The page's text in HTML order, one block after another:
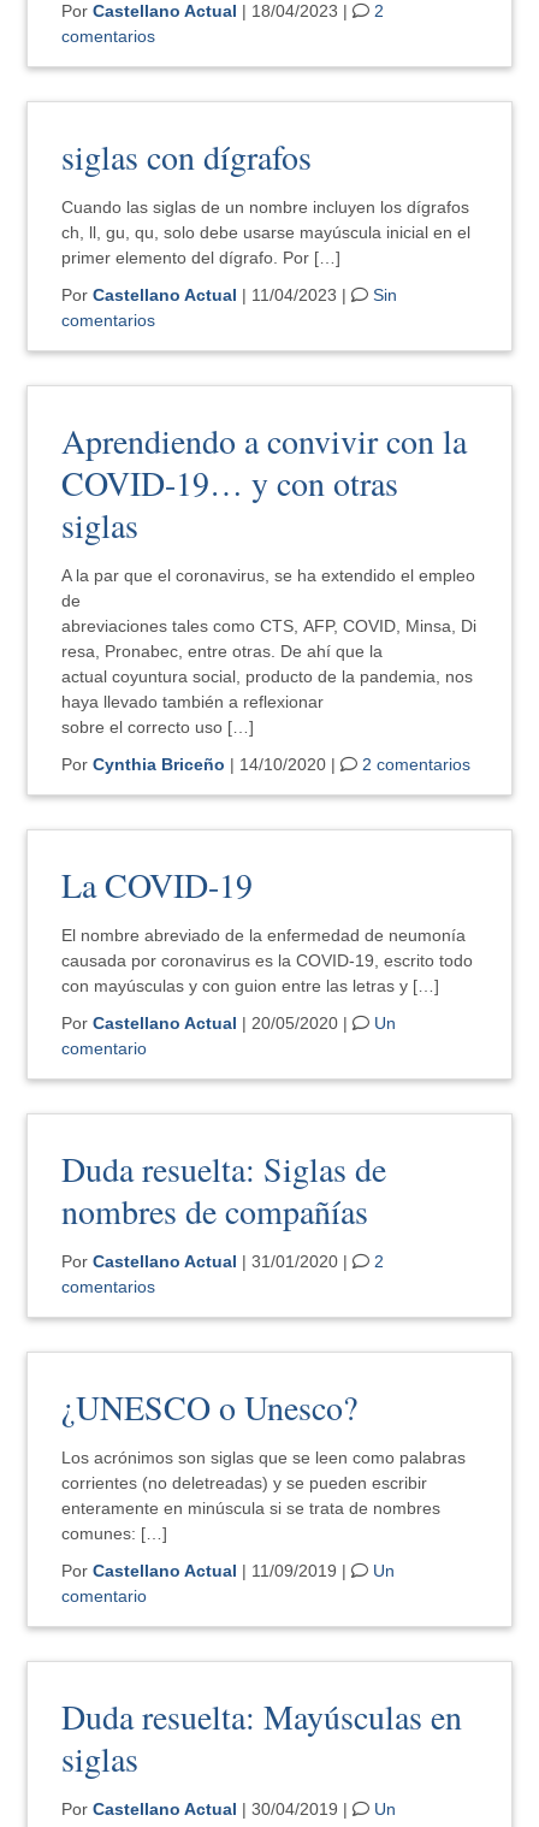
PorCastellano Actual | 18/04/2023 |
2
comentarios
siglas con dígrafos
Cuando las siglas de un nombre incluyen los dígrafos
ch, ll, gu, qu, solo debe usarse mayúscula inicial en el
primer elemento del dígrafo. Por […]
PorCastellano Actual | 11/04/2023 |
Sin
comentarios
Aprendiendo a convivir con la
COVID-19… y con otras
siglas
A la par que el coronavirus, se ha extendido el empleo
de
abreviaciones tales como CTS, AFP, COVID, Minsa, Di
resa, Pronabec, entre otras. De ahí que la
actual coyuntura social, producto de la pandemia, nos
haya llevado también a reflexionar
sobre el correcto uso […]
PorCynthia Briceño | 14/10/2020 | 2 comentarios
La COVID-19
El nombre abreviado de la enfermedad de neumonía
causada por coronavirus es la COVID-19, escrito todo
con mayúsculas y con guion entre las letras y […]
PorCastellano Actual | 20/05/2020 |
Un
comentario
Duda resuelta: Siglas de
nombres de compañías
PorCastellano Actual | 31/01/2020 |
2
comentarios
¿UNESCO o Unesco?
Los acrónimos son siglas que se leen como palabras
corrientes (no deletreadas) y se pueden escribir
enteramente en minúscula si se trata de nombres
comunes: […]
PorCastellano Actual | 11/09/2019 |
Un
comentario
Duda resuelta: Mayúsculas en
siglas
PorCastellano Actual | 30/04/2019 |
Un